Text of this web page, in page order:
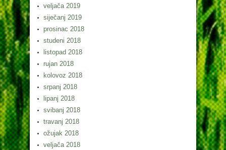
veljača 2019
siječanj 2019
prosinac 2018
studeni 2018
listopad 2018
rujan 2018
kolovoz 2018
srpanj 2018
lipanj 2018
svibanj 2018
travanj 2018
ožujak 2018
veljača 2018